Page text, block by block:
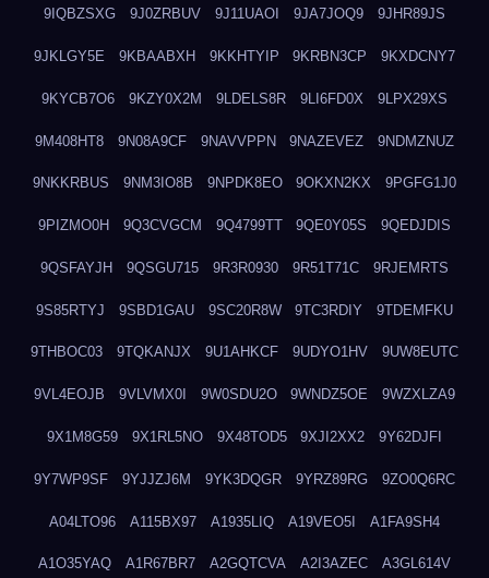
9IQBZSXG 9J0ZRBUV 9J11UAOI 9JA7JOQ9 9JHR89JS
9JKLGY5E 9KBAABXH 9KKHTYIP 9KRBN3CP 9KXDCNY7
9KYCB7O6 9KZY0X2M 9LDELS8R 9LI6FD0X 9LPX29XS
9M408HT8 9N08A9CF 9NAVVPPN 9NAZEVEZ 9NDMZNUZ
9NKKRBUS 9NM3IO8B 9NPDK8EO 9OKXN2KX 9PGFG1J0
9PIZMO0H 9Q3CVGCM 9Q4799TT 9QE0Y05S 9QEDJDIS
9QSFAYJH 9QSGU715 9R3R0930 9R51T71C 9RJEMRTS
9S85RTYJ 9SBD1GAU 9SC20R8W 9TC3RDIY 9TDEMFKU
9THBOC03 9TQKANJX 9U1AHKCF 9UDYO1HV 9UW8EUTC
9VL4EOJB 9VLVMX0I 9W0SDU2O 9WNDZ5OE 9WZXLZA9
9X1M8G59 9X1RL5NO 9X48TOD5 9XJI2XX2 9Y62DJFI
9Y7WP9SF 9YJJZJ6M 9YK3DQGR 9YRZ89RG 9ZO0Q6RC
A04LTO96 A115BX97 A1935LIQ A19VEO5I A1FA9SH4
A1O35YAQ A1R67BR7 A2GQTCVA A2I3AZEC A3GL614V